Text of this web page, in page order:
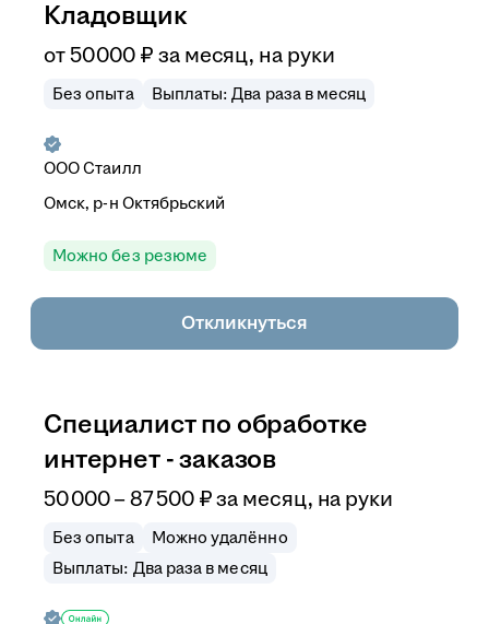
Кладовщик
от50 000 ₽ за месяц, на руки
Без опыта Выплаты: Два раза в месяц
ОООСтаилл
Омск, р-н Октябрьский
Можно без резюме
Откликнуться
Специалист по обработке
интернет - заказов
50 000–87 500 ₽ за месяц, на руки
Без опыта
Можно удалённо
Выплаты: Два раза в месяц